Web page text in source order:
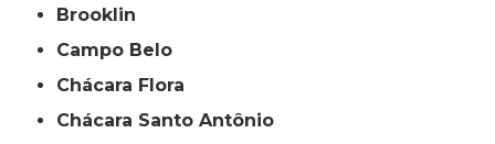
Brooklin
Campo Belo
Chácara Flora
Chácara Santo Antônio